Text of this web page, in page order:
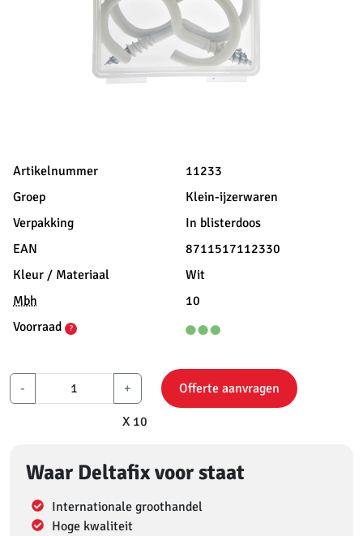
Artikelnummer
11233
Groep
Klein-ijzerwaren
Verpakking
In blisterdoos
EAN
8711517112330
Kleur / Materiaal
Wit
Mbh
10
Voorraad
?
- +
X 10
Offerte aanvragen
Waar Deltafix voor staat
Internationale groothandel
Hoge kwaliteit